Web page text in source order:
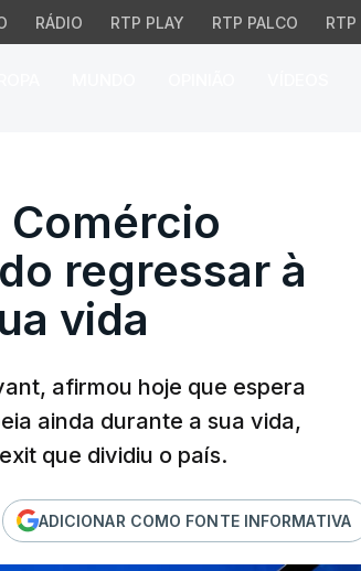
RÁDIO RTP PLAY RTP PALCO RTP
espera
regressar à
vida
afirmou hoje que espera
ainda durante a sua vida,
que dividiu o país.
ADICIONAR COMO FONTE INFORMATIVA